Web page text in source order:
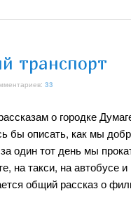
транспорт
33
о городке
бы описать, как мы
один тот день мы
на такси, на автобусе
общий рассказ о